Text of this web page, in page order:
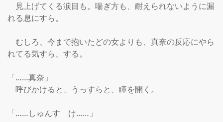
見上げてくる涙目も。喘ぎ方も、耐えられないように漏
れる息にすら。
むしろ、今まで抱いたどの女よりも、真奈の反応にやら
れてる気すら、する。
「……真奈」
呼びかけると、うっすらと、瞳を開く。
「……しゅんす　け……」